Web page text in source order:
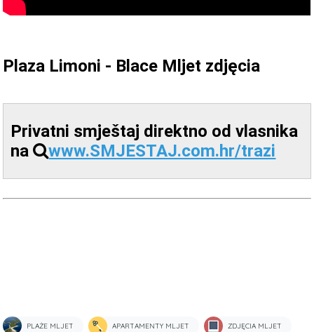
Plaza Limoni - Blace Mljet zdjęcia
Privatni smještaj direktno od vlasnika
na
www.SMJESTAJ.com.hr/trazi
PLAŻE MLJET APARTAMENTY MLJET ZDJĘCIA MLJET